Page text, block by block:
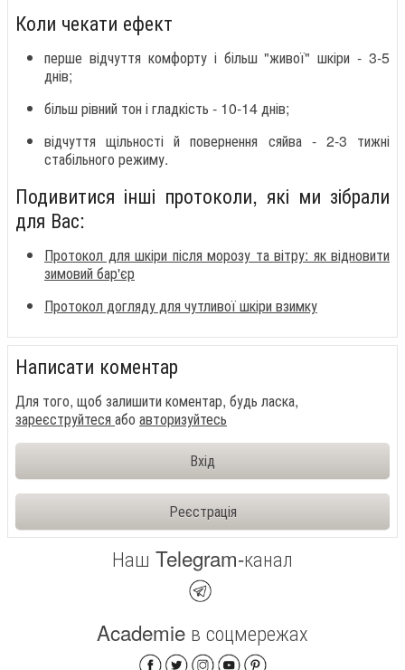
Коли чекати ефект
перше відчуття комфорту і більш "живої" шкіри - 3-5
днів;
більш рівний тон і гладкість - 10-14 днів;
відчуття щільності й повернення сяйва - 2-3 тижні
стабільного режиму.
Подивитися інші протоколи, які ми зібрали
для Вас:
Протокол для шкіри після морозу та вітру: як відновити
зимовий бар'єр
Протокол догляду для чутливої шкіри взимку
Написати коментар
Для того, щоб залишити коментар, будь ласка,
зареєструйтеся або авторизуйтесь
Вхід
Реєстрація
Наш Telegram-канал
Academie в соцмережах